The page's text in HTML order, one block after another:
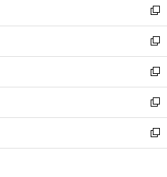
く
で
開
く
ド
ウ
で
開
く
ィ
ン
ド
ウ
で
開
く
い
ウ
ィ
ン
ド
ウ
で
開
く
新
し
い
ウ
ィ
ン
ド
ウ
で
開
新
し
い
ウ
ィ
ン
ド
ウ
新
し
い
ウ
ィ
ン
新
し
い
ウ
新
し